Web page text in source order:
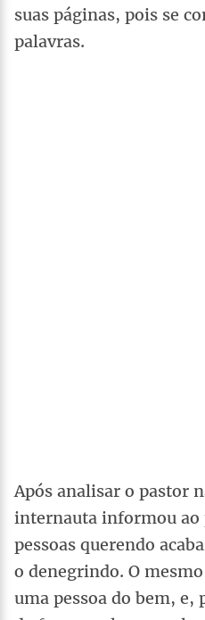
suas páginas, pois se
palavras.
Após analisar o pastor
internauta informou ao
pessoas querendo
o denegrindo. O
uma pessoa do bem, e,